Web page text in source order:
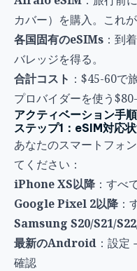
カバー）を購入。これ
各国固有のeSIMs ：到
バレッジを得る。
合計コスト ：$45-60で
プロバイダーを使う
アクティベーション手順
ステップ1：eSIM対応
あなたのスマートフォ
てください：
iPhone XS以降 ：すべ
Google Pixel 2以降 ：
Samsung S20/S21/
最新のAndroid ：設
確認